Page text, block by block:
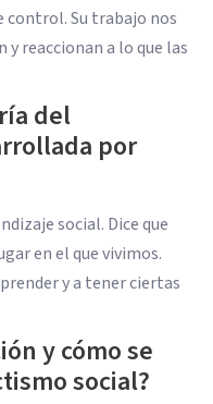
control. Su trabajo nos
y reaccionan a lo que las
del
por
social. Dice que
en el que vivimos.
y a tener ciertas
y cómo se
social?